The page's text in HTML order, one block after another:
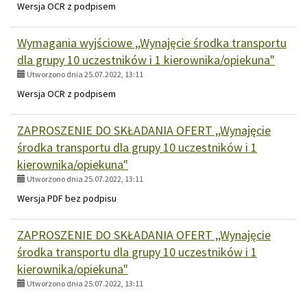
Wersja OCR z podpisem
Wymagania wyjściowe ,,Wynajęcie środka transportu
dla grupy 10 uczestników i 1 kierownika/opiekuna"
Utworzono dnia 25.07.2022, 13:11
Wersja OCR z podpisem
ZAPROSZENIE DO SKŁADANIA OFERT ,,Wynajęcie
środka transportu dla grupy 10 uczestników i 1
kierownika/opiekuna"
Utworzono dnia 25.07.2022, 13:11
Wersja PDF bez podpisu
ZAPROSZENIE DO SKŁADANIA OFERT ,,Wynajęcie
środka transportu dla grupy 10 uczestników i 1
kierownika/opiekuna"
Utworzono dnia 25.07.2022, 13:11